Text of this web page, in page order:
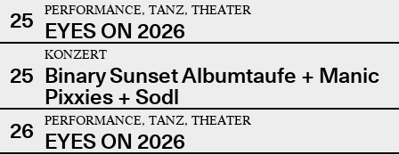
25 PERFORMANCE, TANZ, THEATER
EYES ON 2026
25
KONZERT
Binary Sunset Albumtaufe + Manic
Pixxies + Sodl
26
PERFORMANCE, TANZ, THEATER
EYES ON 2026